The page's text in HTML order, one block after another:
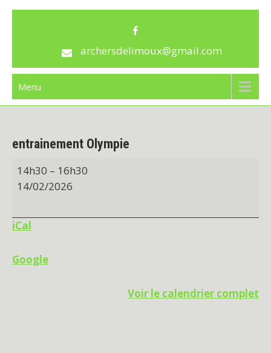
Skiparchersdelimoux
archersdelimoux@gmail.com
Menu
entrainement Olympie
entrainement
Olympie
14h30 – 16h30
14/02/2026
iCal
Google
Voir le calendrier complet